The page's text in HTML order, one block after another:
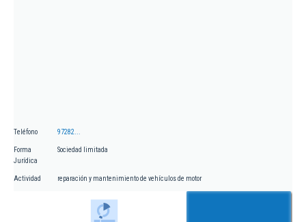
Teléfono 97282...
Forma
Jurídica
Sociedad limitada
Actividad reparación y mantenimiento de vehículos de motor